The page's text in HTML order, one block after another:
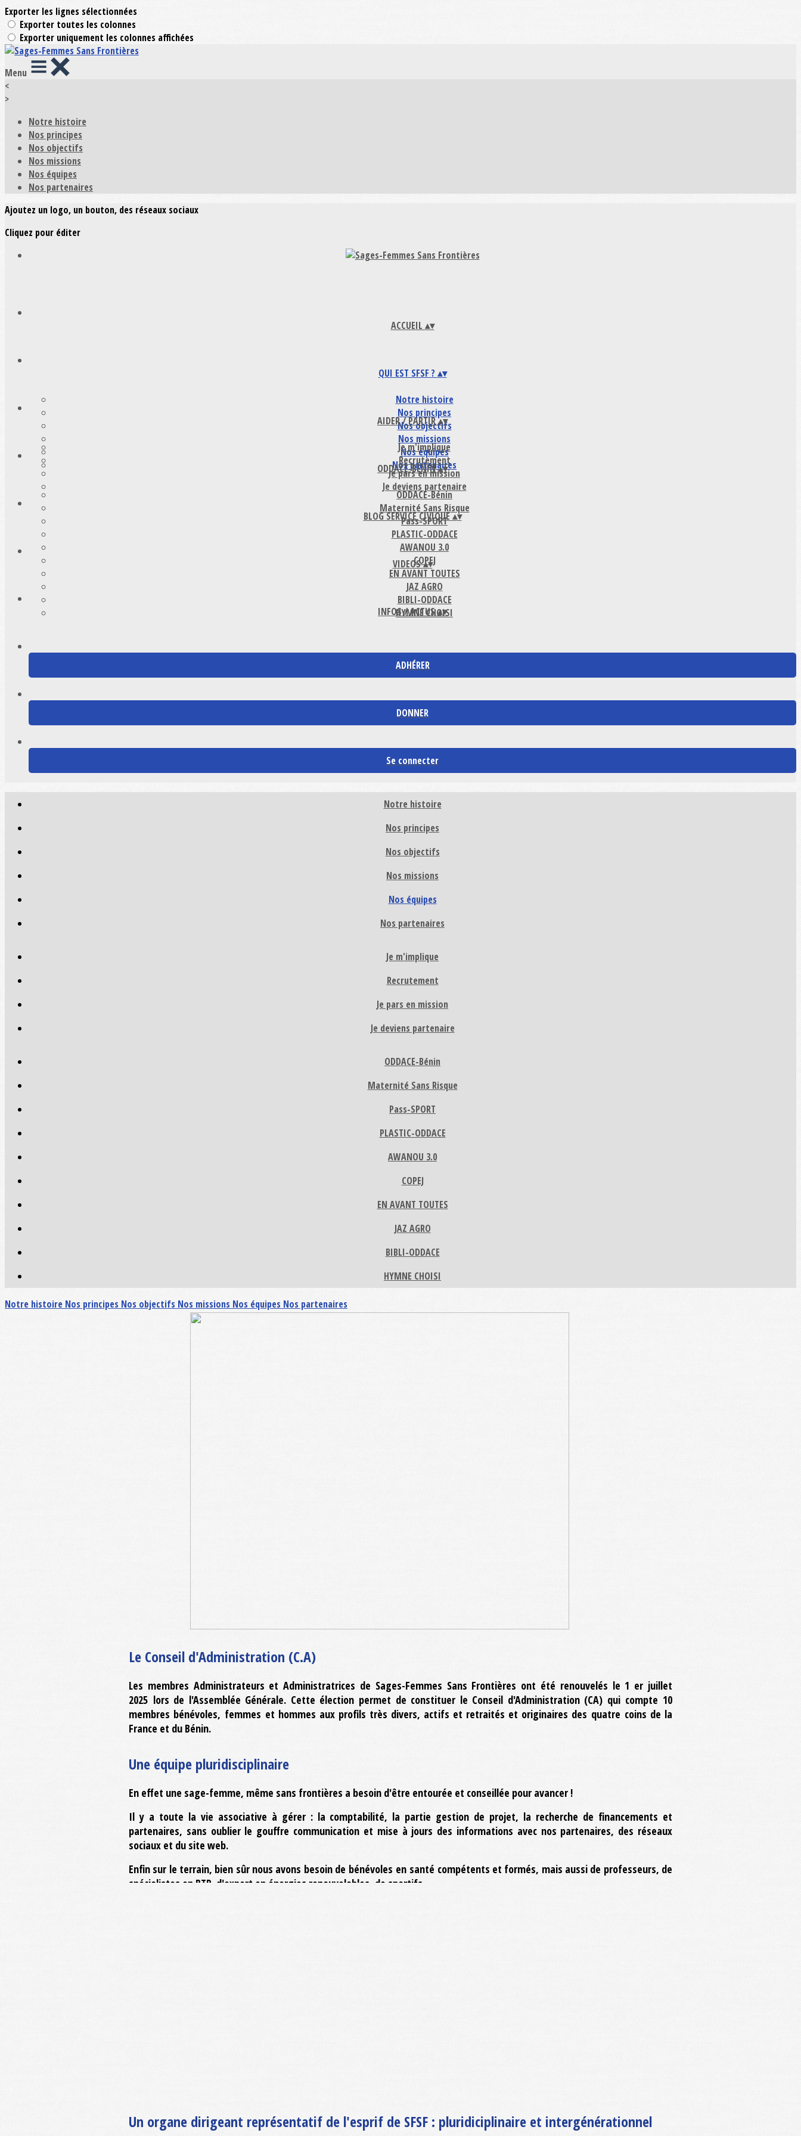
Exporter les lignes sélectionnées
Exporter toutes les colonnes
Exporter uniquement les colonnes affichées
Menu
<
>
Notre histoire
Nos principes
Nos objectifs
Nos missions
Nos équipes
Nos partenaires
Ajoutez un logo, un bouton, des réseaux sociaux
Cliquez pour éditer
ACCUEIL ▴▾
QUI EST SFSF ? ▴▾
Notre histoire
Nos principes
Nos objectifs
Nos missions
Nos équipes
Nos partenaires
AIDER / PARTIR▴▾
Je m'implique
Recrutement
Je pars en mission
Je deviens partenaire
ODDACE-BENIN▴▾
ODDACE-Bénin
Maternité Sans Risque
Pass-SPORT
PLASTIC-ODDACE
AWANOU 3.0
COPEJ
EN AVANT TOUTES
JAZ AGRO
BIBLI-ODDACE
HYMNE CHOISI
BLOG SERVICE CIVIQUE▴▾
VIDEOS▴▾
INFOS / ACTUS▴▾
ADHÉRER
DONNER
Se connecter
Notre histoire
Nos principes
Nos objectifs
Nos missions
Nos équipes
Nos partenaires
Je m'implique
Recrutement
Je pars en mission
Je deviens partenaire
ODDACE-Bénin
Maternité Sans Risque
Pass-SPORT
PLASTIC-ODDACE
AWANOU 3.0
COPEJ
EN AVANT TOUTES
JAZ AGRO
BIBLI-ODDACE
HYMNE CHOISI
Notre histoire Nos principes Nos objectifs Nos missions Nos équipes Nos partenaires
Le Conseil d'Administration (C.A)
Les membres Administrateurs et Administratrices de Sages-Femmes Sans Frontières ont été renouvelés le 1 er juillet
2025 lors de l'Assemblée Générale. Cette élection permet de constituer le Conseil d'Administration (CA) qui compte 10
membres bénévoles, femmes et hommes aux profils très divers, actifs et retraités et originaires des quatre coins de la
France et du Bénin.
Une équipe pluridisciplinaire
En effet une sage-femme, même sans frontières a besoin d'être entourée et conseillée pour avancer !
Il y a toute la vie associative à gérer : la comptabilité, la partie gestion de projet, la recherche de financements et
partenaires, sans oublier le gouffre communication et mise à jours des informations avec nos partenaires, des réseaux
sociaux et du site web.
Enfin sur le terrain, bien sûr nous avons besoin de bénévoles en santé compétents et formés, mais aussi de professeurs, de
spécialistes en BTP, d'expert en énergies renouvelables, de sportifs ...
Un organe dirigeant représentatif de l'esprif de SFSF : pluridiciplinaire et intergénérationnel